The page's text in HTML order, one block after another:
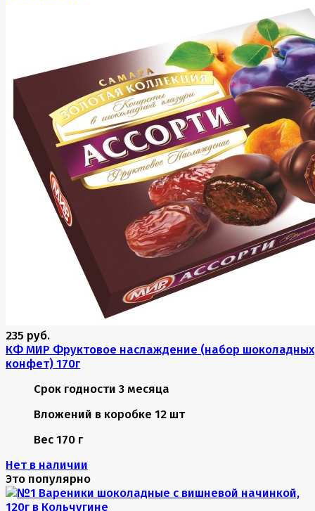
235 руб.
КФ МИР Фруктовое наслаждение (набор шоколадных
конфет) 170г
Срок годности 3 месяца
Вложений в коробке 12 шт
Вес 170 г
Нет в наличии
Это популярно